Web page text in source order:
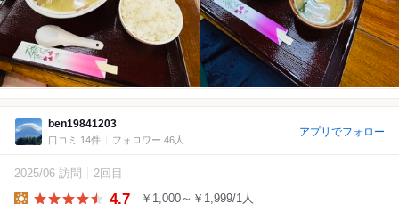
ben19841203
口コミ 14件 フォロワー 46人
アプリでフォロー
2025/06 訪問 2回目
4.7 ￥1,000～￥1,999/1人